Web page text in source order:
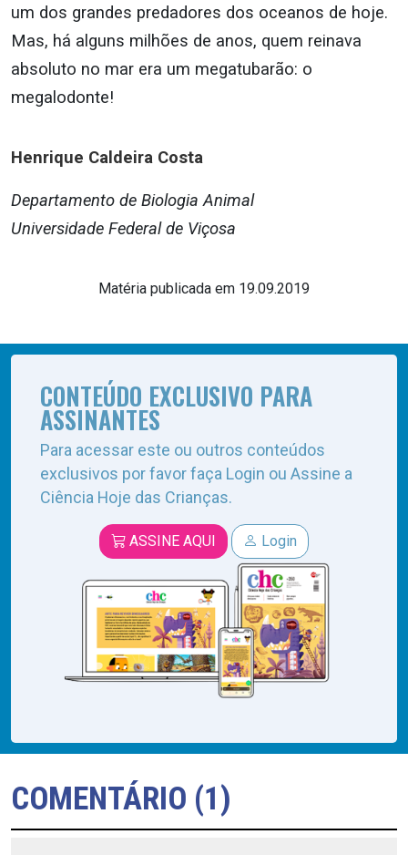
um dos grandes predadores dos oceanos de hoje.
Mas, há alguns milhões de anos, quem reinava
absoluto no mar era um megatubarão: o
megalodonte!
Henrique Caldeira Costa
Departamento de Biologia Animal
Universidade Federal de Viçosa
Matéria publicada em 19.09.2019
CONTEÚDO EXCLUSIVO PARA
ASSINANTES
Para acessar este ou outros conteúdos
exclusivos por favor faça Login ou Assine a
Ciência Hoje das Crianças.
ASSINE AQUI Login
COMENTÁRIO (1)